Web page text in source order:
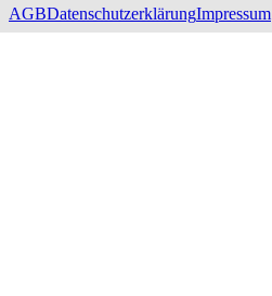
AGBDatenschutzerklärungImpressum